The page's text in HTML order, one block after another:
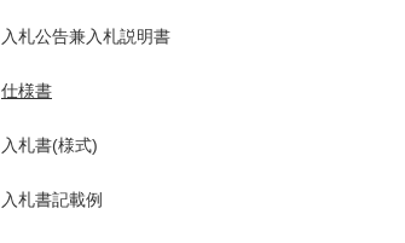
入札公告兼入札説明書
仕様書
入札書(様式)
入札書記載例